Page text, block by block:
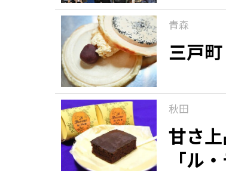
青森
三戸
秋田
甘さ
「ル